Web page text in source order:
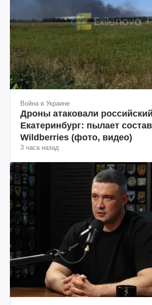
Война в Украине
Дроны атаковали российский
Екатеринбург: пылает состав
Wildberries (фото, видео)